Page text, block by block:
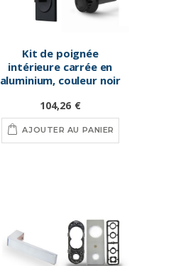
Kit de poignée
intérieure carrée en
aluminium, couleur noir
104,26 €
AJOUTER AU PANIER